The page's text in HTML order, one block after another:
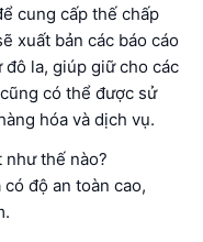
cung cấp thế chấp
xuất bản các báo cáo
la, giúp giữ cho các
có thể được sử
hóa và dịch vụ.
như thế nào?
độ an toàn cao,